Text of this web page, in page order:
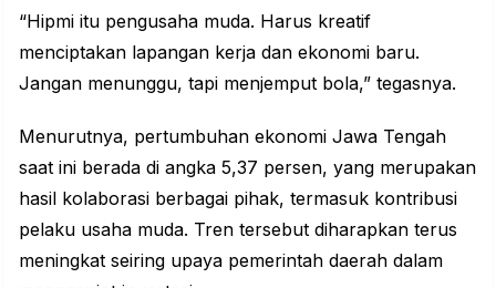
“Hipmi itu pengusaha muda. Harus kreatif
menciptakan lapangan kerja dan ekonomi baru.
Jangan menunggu, tapi menjemput bola,” tegasnya.
Menurutnya, pertumbuhan ekonomi Jawa Tengah
saat ini berada di angka 5,37 persen, yang merupakan
hasil kolaborasi berbagai pihak, termasuk kontribusi
pelaku usaha muda. Tren tersebut diharapkan terus
meningkat seiring upaya pemerintah daerah dalam